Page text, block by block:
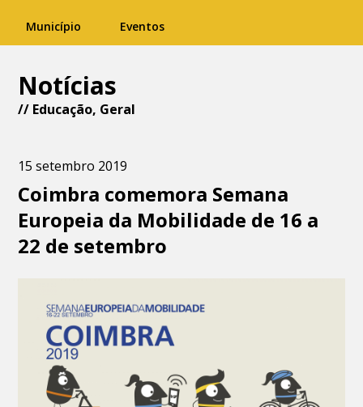
Município Eventos
Notícias
// Educação, Geral
15 setembro 2019
Coimbra comemora Semana
Europeia da Mobilidade de 16 a
22 de setembro